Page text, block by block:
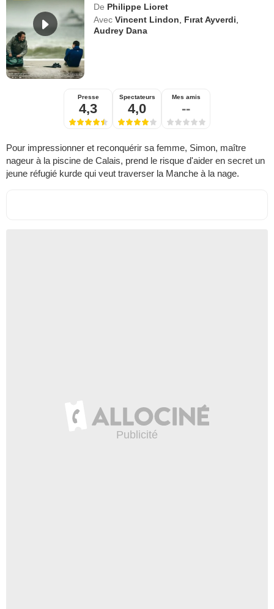
De Philippe Lioret
Avec Vincent Lindon, Fırat Ayverdi,
Audrey Dana
Presse
4,3
Spectateurs
4,0
Mes amis
--
Pour impressionner et reconquérir sa femme, Simon, maître
nageur à la piscine de Calais, prend le risque d'aider en secret un
jeune réfugié kurde qui veut traverser la Manche à la nage.